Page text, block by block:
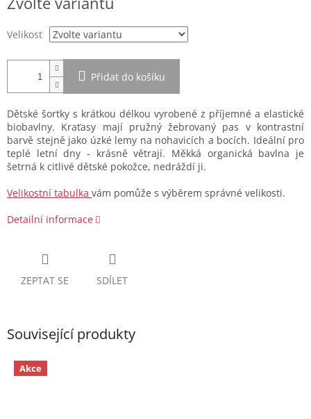
cena:
Velikost
Přidat do košíku
Dětské šortky s krátkou délkou vyrobené z příjemné a elastické
biobavlny. Kraťasy mají pružný žebrovaný pas v kontrastní
barvě stejně jako úzké lemy na nohavicích a bocích. Ideální pro
teplé letní dny - krásně větrají. Měkká organická bavlna je
šetrná k citlivé dětské pokožce, nedráždí ji.
Velikostní tabulka vám pomůže s výběrem správné velikosti.
Detailní informace
ZEPTAT SE SDÍLET
Související produkty
Akce